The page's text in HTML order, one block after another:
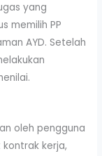
yang
memilih PP
AYD. Setelah
oleh pengguna
kerja,